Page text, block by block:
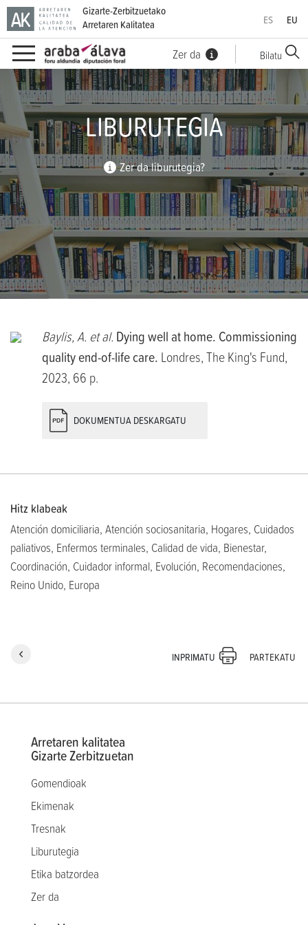
Edukinera zuzenean joan
Gizarte-Zerbitzuetako
Arretaren Kalitatea
Zer da Bilatu
ES EU
LIBURUTEGIA
Zer da liburutegia?
Baylis, A. et al. Dying well at home. Commissioning
quality end-of-life care. Londres, The King's Fund,
2023, 66 p.
DOKUMENTUA DESKARGATU
Hitz klabeak
Atención domiciliaria, Atención sociosanitaria, Hogares, Cuidados
paliativos, Enfermos terminales, Calidad de vida, Bienestar,
Coordinación, Cuidador informal, Evolución, Recomendaciones,
Reino Unido, Europa
INPRIMATU PARTEKATU
Arretaren kalitatea
Gizarte Zerbitzuetan
Gomendioak
Ekimenak
Tresnak
Liburutegia
Etika batzordea
Zer da